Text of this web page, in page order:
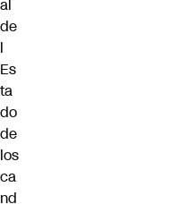
al
de
l
Es
ta
do
de
los
ca
nd